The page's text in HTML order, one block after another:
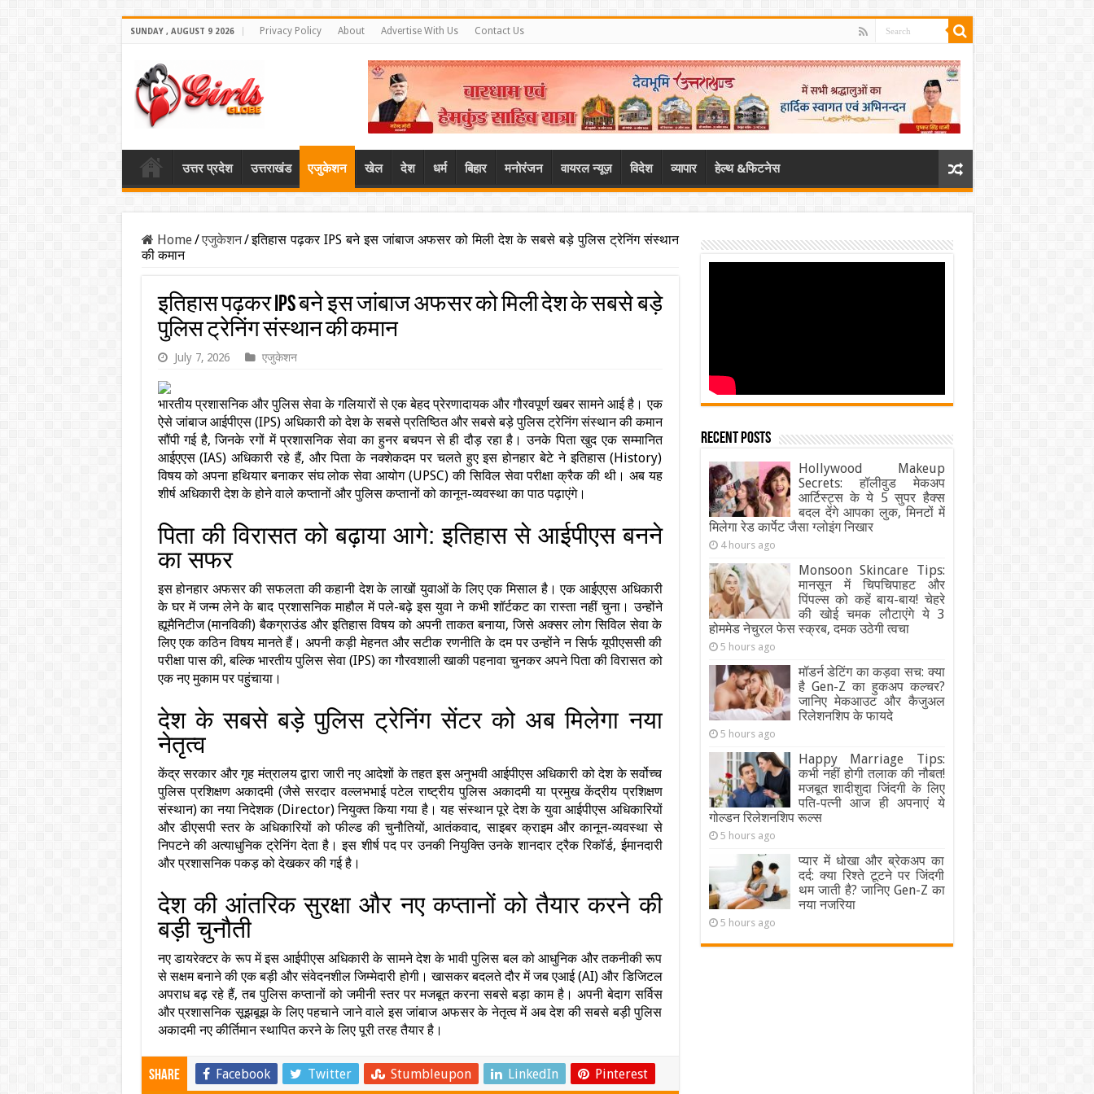
SUNDAY , AUGUST 9 2026 Privacy Policy About Advertise With Us Contact Us
उत्तर प्रदेश उत्तराखंड एजुकेशन खेल देश धर्म बिहार मनोरंजन वायरल न्यूज़ विदेश व्यापार हेल्थ &फिटनेस
Home/एजुकेशन/इतिहास पढ़कर IPS बने इस जांबाज अफसर को मिली देश के सबसे बड़े पुलिस ट्रेनिंग संस्थान
की कमान
इतिहास पढ़कर IPS बने इस जांबाज अफसर को मिली देश के सबसे बड़े
पुलिस ट्रेनिंग संस्थान की कमान
July 7, 2026 एजुकेशन
भारतीय प्रशासनिक और पुलिस सेवा के गलियारों से एक बेहद प्रेरणादायक और गौरवपूर्ण खबर सामने आई है। एक
ऐसे जांबाज आईपीएस (IPS) अधिकारी को देश के सबसे प्रतिष्ठित और सबसे बड़े पुलिस ट्रेनिंग संस्थान की कमान
सौंपी गई है, जिनके रगों में प्रशासनिक सेवा का हुनर बचपन से ही दौड़ रहा है। उनके पिता खुद एक सम्मानित
आईएएस (IAS) अधिकारी रहे हैं, और पिता के नक्शेकदम पर चलते हुए इस होनहार बेटे ने इतिहास (History)
विषय को अपना हथियार बनाकर संघ लोक सेवा आयोग (UPSC) की सिविल सेवा परीक्षा क्रैक की थी। अब यह
शीर्ष अधिकारी देश के होने वाले कप्तानों और पुलिस कप्तानों को कानून-व्यवस्था का पाठ पढ़ाएंगे।
पिता की विरासत को बढ़ाया आगे: इतिहास से आईपीएस बनने
का सफर
इस होनहार अफसर की सफलता की कहानी देश के लाखों युवाओं के लिए एक मिसाल है। एक आईएएस अधिकारी
के घर में जन्म लेने के बाद प्रशासनिक माहौल में पले-बढ़े इस युवा ने कभी शॉर्टकट का रास्ता नहीं चुना। उन्होंने
ह्यूमैनिटीज (मानविकी) बैकग्राउंड और इतिहास विषय को अपनी ताकत बनाया, जिसे अक्सर लोग सिविल सेवा के
लिए एक कठिन विषय मानते हैं। अपनी कड़ी मेहनत और सटीक रणनीति के दम पर उन्होंने न सिर्फ यूपीएससी की
परीक्षा पास की, बल्कि भारतीय पुलिस सेवा (IPS) का गौरवशाली खाकी पहनावा चुनकर अपने पिता की विरासत को
एक नए मुकाम पर पहुंचाया।
देश के सबसे बड़े पुलिस ट्रेनिंग सेंटर को अब मिलेगा नया
नेतृत्व
केंद्र सरकार और गृह मंत्रालय द्वारा जारी नए आदेशों के तहत इस अनुभवी आईपीएस अधिकारी को देश के सर्वोच्च
पुलिस प्रशिक्षण अकादमी (जैसे सरदार वल्लभभाई पटेल राष्ट्रीय पुलिस अकादमी या प्रमुख केंद्रीय प्रशिक्षण
संस्थान) का नया निदेशक (Director) नियुक्त किया गया है। यह संस्थान पूरे देश के युवा आईपीएस अधिकारियों
और डीएसपी स्तर के अधिकारियों को फील्ड की चुनौतियों, आतंकवाद, साइबर क्राइम और कानून-व्यवस्था से
निपटने की अत्याधुनिक ट्रेनिंग देता है। इस शीर्ष पद पर उनकी नियुक्ति उनके शानदार ट्रैक रिकॉर्ड, ईमानदारी
और प्रशासनिक पकड़ को देखकर की गई है।
देश की आंतरिक सुरक्षा और नए कप्तानों को तैयार करने की
बड़ी चुनौती
नए डायरेक्टर के रूप में इस आईपीएस अधिकारी के सामने देश के भावी पुलिस बल को आधुनिक और तकनीकी रूप
से सक्षम बनाने की एक बड़ी और संवेदनशील जिम्मेदारी होगी। खासकर बदलते दौर में जब एआई (AI) और डिजिटल
अपराध बढ़ रहे हैं, तब पुलिस कप्तानों को जमीनी स्तर पर मजबूत करना सबसे बड़ा काम है। अपनी बेदाग सर्विस
और प्रशासनिक सूझबूझ के लिए पहचाने जाने वाले इस जांबाज अफसर के नेतृत्व में अब देश की सबसे बड़ी पुलिस
अकादमी नए कीर्तिमान स्थापित करने के लिए पूरी तरह तैयार है।
Share Facebook Twitter Stumbleupon LinkedIn Pinterest
Recent Posts
Hollywood Makeup
Secrets: हॉलीवुड मेकअप
आर्टिस्ट्स के ये 5 सुपर हैक्स
बदल देंगे आपका लुक, मिनटों में
मिलेगा रेड कार्पेट जैसा ग्‍लोइंग निखार
4 hours ago
Monsoon Skincare Tips:
मानसून में चिपचिपाहट और
पिंपल्स को कहें बाय-बाय! चेहरे
की खोई चमक लौटाएंगे ये 3
होममेड नेचुरल फेस स्क्रब, दमक उठेगी त्वचा
5 hours ago
मॉडर्न डेटिंग का कड़वा सच: क्या
है Gen-Z का हुकअप कल्चर?
जानिए मेकआउट और कैजुअल
रिलेशनशिप के फायदे
5 hours ago
Happy Marriage Tips:
कभी नहीं होगी तलाक की नौबत!
मजबूत शादीशुदा जिंदगी के लिए
पति-पत्नी आज ही अपनाएं ये
गोल्डन रिलेशनशिप रूल्स
5 hours ago
प्यार में धोखा और ब्रेकअप का
दर्द: क्या रिश्ते टूटने पर जिंदगी
थम जाती है? जानिए Gen-Z का
नया नजरिया
5 hours ago